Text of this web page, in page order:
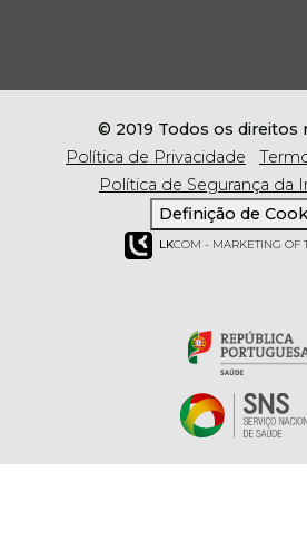
© 2019 Todos os direitos
Política de Privacidade
Política de Segurança da
Definição de
LKCOM - MARKETING OF